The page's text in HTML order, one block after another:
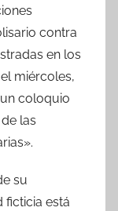
contra
en los
miércoles,
coloquio
las
su
ficticia está